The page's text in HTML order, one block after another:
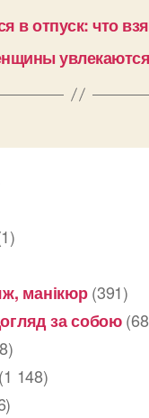
в отпуск: что
манікюр(391)
за собою
148)